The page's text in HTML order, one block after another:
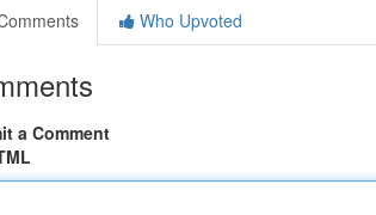
Who Upvoted
a Comment